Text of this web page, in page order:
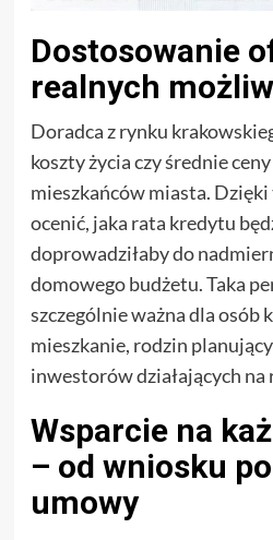
Dostosowanie
realnych
Doradca z rynku
koszty życia czy średnie
mieszkańców miasta.
ocenić, jaka rata kredytu
doprowadziłaby do
domowego budżetu. Taka
szczególnie ważna dla osób
mieszkanie, rodzin
inwestorów działających na
Wsparcie na
– od wniosku
umowy